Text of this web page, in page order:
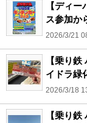
【ディ
ス参加
2026/3/21
【乗り
イドラ緑
2026/3/18
【乗り